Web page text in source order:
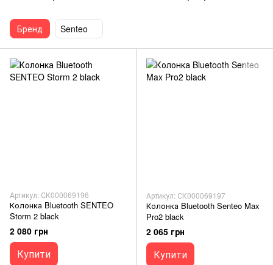
Бренд Senteo
Артикул: СК000069196
Колонка Bluetooth SENTEO
Storm 2 black
2 080 грн
Купити
Артикул: СК000069197
Колонка Bluetooth Senteo Max
Pro2 black
2 065 грн
Купити